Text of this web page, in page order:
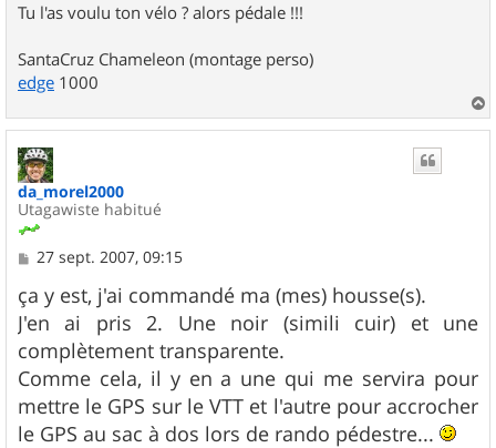
Tu l'as voulu ton vélo ? alors pédale !!!
SantaCruz Chameleon (montage perso)
edge 1000
a
da_morel2000
Utagawiste habitué
M
s
s
a
g
e
27 sept. 2007, 09:15
ça y est, j'ai commandé ma (mes) housse(s).
J'en ai pris 2. Une noir (simili cuir) et une
complètement transparente.
Comme cela, il y en a une qui me servira pour
mettre le GPS sur le VTT et l'autre pour accrocher
le GPS au sac à dos lors de rando pédestre...